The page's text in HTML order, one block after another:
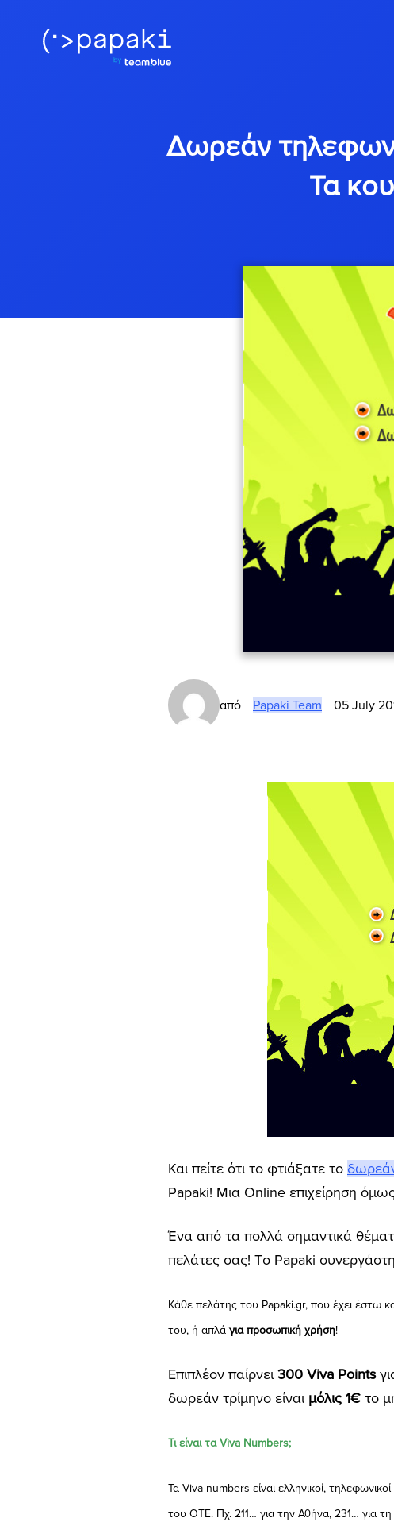
Δωρεάν
Τα
από Papaki Team 05 July
Και πείτε ότι το φτιάξατε το
Papaki! Μια Online επιχείρηση όμως
Ένα από τα πολλά σημαντικά
πελάτες σας! Tο Papaki
Κάθε πελάτης του Papaki.gr, που έχει έστω
του, ή απλάγια προσωπική χρήση!
Επιπλέον παίρνει 300 Viva Points
δωρεάν τρίμηνο είναι μόλις 1€ το
Τι είναι τα Viva Numbers;
Τα Viva numbers είναι ελληνικοί,
του ΟΤΕ. Πχ. 211… για την Αθήνα, 231… για